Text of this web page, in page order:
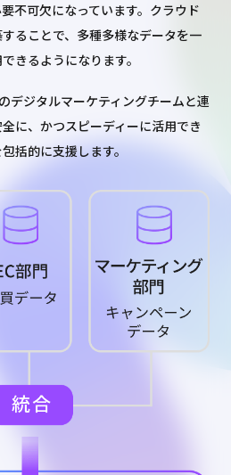
不可欠になっています。クラウド
ることで、多種多様なデータを一
きるようになります。
デジタルマーケティングチームと連
に、かつスピーディーに活用でき
括的に支援します。